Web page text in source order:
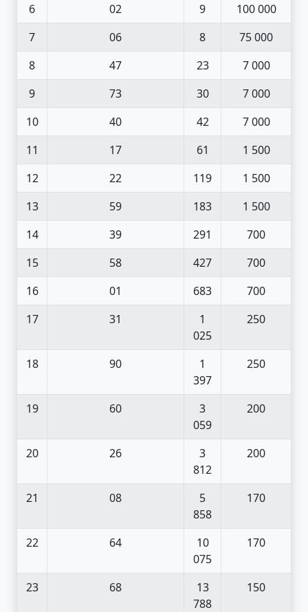
6
02 9
100 000
7
06 8
75 000
8
47 23
7 000
9
73 30
7 000
10
40 42
7 000
11
17 61
1 500
12
22 119
1 500
13
59 183
1 500
14
39 291
700
15
58 427
700
16
01 683
700
17
31
1
025
250
18 90
1
397
250
19 60
3
059
200
20 26
3
812
200
21 08
5
858
170
22 64
10
075
170
23 68
13
788
150